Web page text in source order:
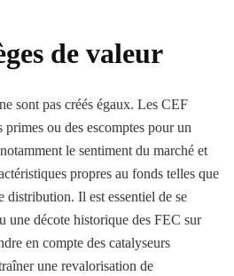
de valeur
sont pas créés égaux. Les CEF
primes ou des escomptes pour un
le sentiment du marché et
propres au fonds telles que
distribution. Il est essentiel de se
une décote historique des FEC sur
en compte des catalyseurs
une revalorisation de